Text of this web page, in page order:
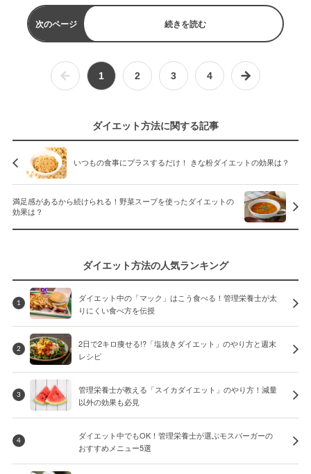
次のページ 続きを読む
1 2 3 4
ダイエット方法に関する記事
いつもの食事にプラスするだけ！ きな粉ダイエットの効果は？
満足感があるから続けられる！野菜スープを使ったダイエットの
効果は？
ダイエット方法の人気ランキング
1
ダイエット中の「マック」はこう食べる！管理栄養士が太
りにくい食べ方を伝授
2
2日で2キロ痩せる!?「塩抜きダイエット」のやり方と週末
レシピ
3
管理栄養士が教える「スイカダイエット」のやり方！減量
以外の効果も必見
4
ダイエット中でもOK！管理栄養士が選ぶモスバーガーの
おすすめメニュー5選